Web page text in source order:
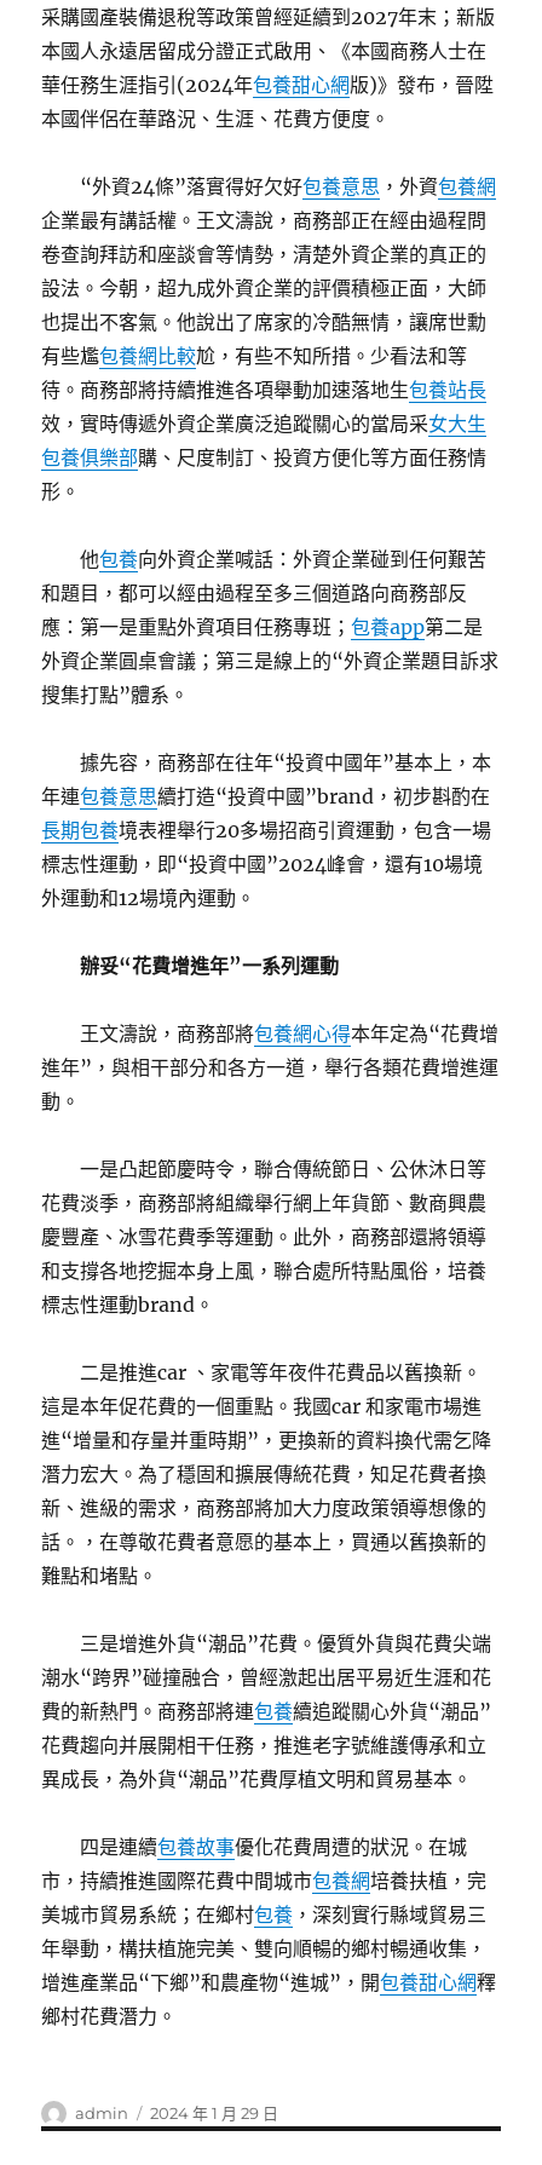
采購國產裝備退稅等政策曾經延續到2027年末；新版
本國人永遠居留成分證正式啟用、《本國商務人士在
華任務生涯指引(2024年包養甜心網版)》發布，晉陞
本國伴侶在華路況、生涯、花費方便度。
“外資24條”落實得好欠好包養意思 ，外資包養網
企業最有講話權。王文濤說，商務部正在經由過程問
卷查詢拜訪和座談會等情勢，清楚外資企業的真正的
設法。今朝，超九成外資企業的評價積極正面，大師
也提出不客氣。他說出了席家的冷酷無情，讓席世勳
有些尷包養網比較尬，有些不知所措。少看法和等
待。商務部將持續推進各項舉動加速落地生包養站長
效，實時傳遞外資企業廣泛追蹤關心的當局采女大生
包養俱樂部購、尺度制訂、投資方便化等方面任務情
形。
他包養向外資企業喊話：外資企業碰到任何艱苦
和題目，都可以經由過程至多三個道路向商務部反
應：第一是重點外資項目任務專班；包養app第二是
外資企業圓桌會議；第三是線上的“外資企業題目訴求
搜集打點”體系。
據先容，商務部在往年“投資中國年”基本上，本
年連包養意思續打造“投資中國”brand，初步斟酌在
長期包養境表裡舉行20多場招商引資運動，包含一場
標志性運動，即“投資中國”2024峰會，還有10場境
外運動和12場境內運動。
辦妥“花費增進年”一系列運動
王文濤說，商務部將包養網心得本年定為“花費增
進年”，與相干部分和各方一道，舉行各類花費增進運
動。
一是凸起節慶時令，聯合傳統節日、公休沐日等
花費淡季，商務部將組織舉行網上年貨節、數商興農
慶豐產、冰雪花費季等運動。此外，商務部還將領導
和支撐各地挖掘本身上風，聯合處所特點風俗，培養
標志性運動brand。
二是推進car 、家電等年夜件花費品以舊換新。
這是本年促花費的一個重點。我國car 和家電市場進
進“增量和存量并重時期”，更換新的資料換代需乞降
潛力宏大。為了穩固和擴展傳統花費，知足花費者換
新、進級的需求，商務部將加大力度政策領導想像的
話。，在尊敬花費者意愿的基本上，買通以舊換新的
難點和堵點。
三是增進外貨“潮品”花費。優質外貨與花費尖端
潮水“跨界”碰撞融合，曾經激起出居平易近生涯和花
費的新熱門。商務部將連包養續追蹤關心外貨“潮品”
花費趨向并展開相干任務，推進老字號維護傳承和立
異成長，為外貨“潮品”花費厚植文明和貿易基本。
四是連續包養故事優化花費周遭的狀況。在城
市，持續推進國際花費中間城市包養網培養扶植，完
美城市貿易系統；在鄉村包養 ，深刻實行縣域貿易三
年舉動，構扶植施完美、雙向順暢的鄉村暢通收集，
增進產業品“下鄉”和農產物“進城”，開包養甜心網釋
鄉村花費潛力。
作
者
admin
發
佈
2024 年 1 月 29 日